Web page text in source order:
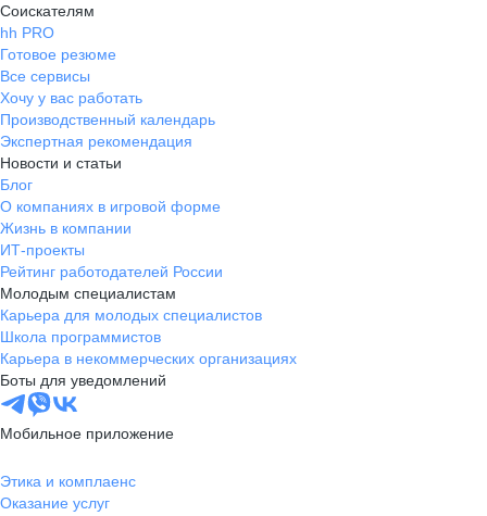
Соискателям
hh PRO
Готовое резюме
Все сервисы
Хочу у вас работать
Производственный календарь
Экспертная рекомендация
Новости и статьи
Блог
О компаниях в игровой форме
Жизнь в компании
ИТ-проекты
Рейтинг работодателей России
Молодым специалистам
Карьера для молодых специалистов
Школа программистов
Карьера в некоммерческих организациях
Боты для уведомлений
Мобильное приложение
Этика и комплаенс
Оказание услуг